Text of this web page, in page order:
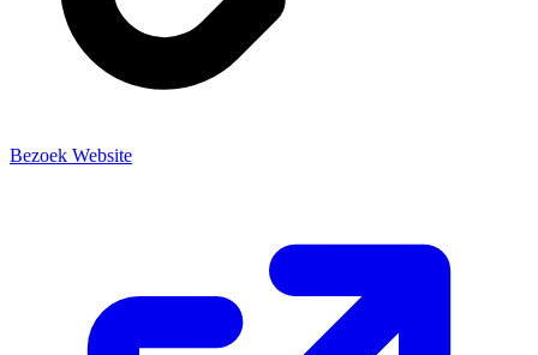
Bezoek Website